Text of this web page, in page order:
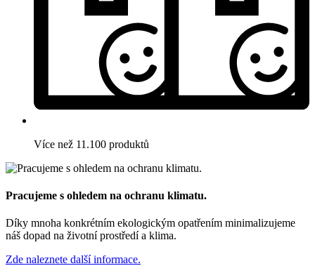
Více než 11.100 produktů
Pracujeme s ohledem na ochranu klimatu.
Díky mnoha konkrétním ekologickým opatřením minimalizujeme
náš dopad na životní prostředí a klima.
Zde naleznete další informace.